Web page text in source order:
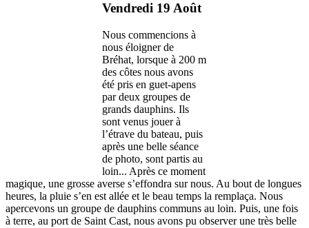
Vendredi 19 Août
Nous commencions à
nous éloigner de
Bréhat, lorsque à 200 m
des côtes nous avons
été pris en guet-apens
par deux groupes de
grands dauphins. Ils
sont venus jouer à
l’étrave du bateau, puis
après une belle séance
de photo, sont partis au
loin... Après ce moment
magique, une grosse averse s’effondra sur nous. Au bout de longues
heures, la pluie s’en est allée et le beau temps la remplaça. Nous
apercevons un groupe de dauphins communs au loin. Puis, une fois
à terre, au port de Saint Cast, nous avons pu observer une très belle